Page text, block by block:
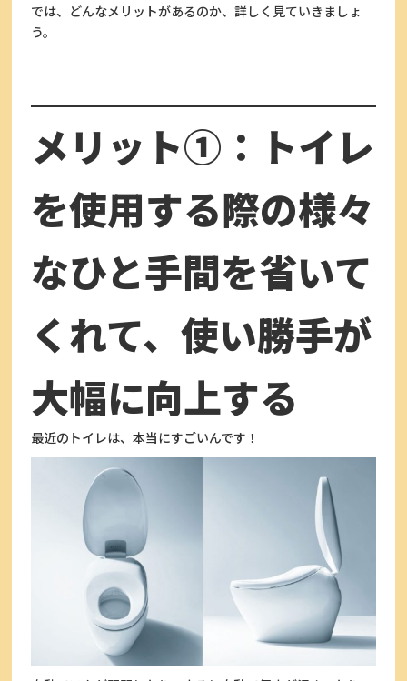
では、どんなメリットがあるのか、詳しく見ていきましょ
う。
メリット①：トイレ
を使用する際の様々
なひと手間を省いて
くれて、使い勝手が
大幅に向上する
最近のトイレは、本当にすごいんです！